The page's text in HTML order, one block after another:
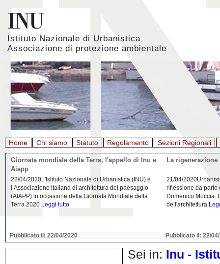
Istituto Nazionale di Urbanistica
Associazione di protezione ambientale
Home Chi siamo Statuto Regolamento Sezioni Regionali
Giornata mondiale della Terra, l'appello di Inu e
Aiapp
22/04/2020L'Istituto Nazionale di Urbanistica (INU) e
l’Associazione italiana di architettura del paesaggio
(AIAPP) in occasione della Giornata Mondiale della
Terra 2020 Leggi tutto
Pubblicato il: 22/04/2020
La
21/04/
riflessione da parte
Domenico Moccia.
dell'architettura
Pubblicato il: 22/
Sei in: Inu -